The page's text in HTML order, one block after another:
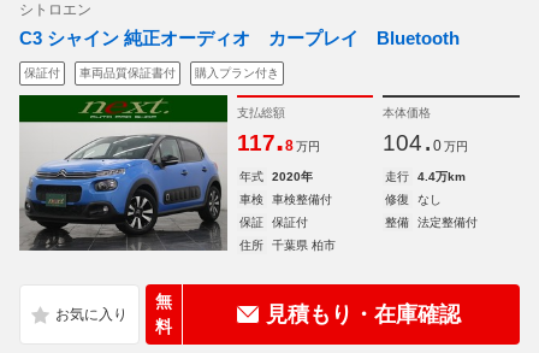
シトロエン
C3 シャイン 純正オーディオ カープレイ Bluetooth
保証付 車両品質保証書付 購入プラン付き
支払総額
117.8 万円
本体価格
104. 0 万円
年式 2020年 走行
4.4万km
車検
車検整備付 修復
なし
保証
保証付 整備
法定整備付
住所
千葉県 柏市
無
料
見積もり・在庫確認